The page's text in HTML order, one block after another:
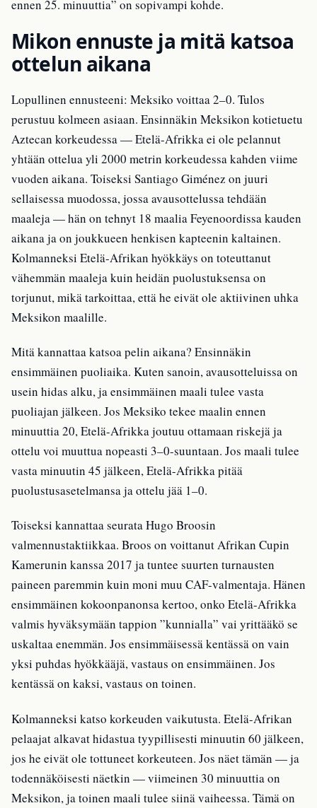
ennen 25. minuuttia” on sopivampi kohde.
Mikon ennuste ja mitä katsoa
ottelun aikana
Lopullinen ennusteeni: Meksiko voittaa 2–0. Tulos
perustuu kolmeen asiaan. Ensinnäkin Meksikon kotietuetu
Aztecan korkeudessa — Etelä-Afrikka ei ole pelannut
yhtään ottelua yli 2000 metrin korkeudessa kahden viime
vuoden aikana. Toiseksi Santiago Giménez on juuri
sellaisessa muodossa, jossa avausottelussa tehdään
maaleja — hän on tehnyt 18 maalia Feyenoordissa kauden
aikana ja on joukkueen henkisen kapteenin kaltainen.
Kolmanneksi Etelä-Afrikan hyökkäys on toteuttanut
vähemmän maaleja kuin heidän puolustuksensa on
torjunut, mikä tarkoittaa, että he eivät ole aktiivinen uhka
Meksikon maalille.
Mitä kannattaa katsoa pelin aikana? Ensinnäkin
ensimmäinen puoliaika. Kuten sanoin, avausotteluissa on
usein hidas alku, ja ensimmäinen maali tulee vasta
puoliajan jälkeen. Jos Meksiko tekee maalin ennen
minuuttia 20, Etelä-Afrikka joutuu ottamaan riskejä ja
ottelu voi muuttua nopeasti 3–0-suuntaan. Jos maali tulee
vasta minuutin 45 jälkeen, Etelä-Afrikka pitää
puolustusasetelmansa ja ottelu jää 1–0.
Toiseksi kannattaa seurata Hugo Broosin
valmennustaktiikkaa. Broos on voittanut Afrikan Cupin
Kamerunin kanssa 2017 ja tuntee suurten turnausten
paineen paremmin kuin moni muu CAF-valmentaja. Hänen
ensimmäinen kokoonpanonsa kertoo, onko Etelä-Afrikka
valmis hyväksymään tappion ”kunnialla” vai yrittääkö se
uskaltaa enemmän. Jos ensimmäisessä kentässä on vain
yksi puhdas hyökkääjä, vastaus on ensimmäinen. Jos
kentässä on kaksi, vastaus on toinen.
Kolmanneksi katso korkeuden vaikutusta. Etelä-Afrikan
pelaajat alkavat hidastua tyypillisesti minuutin 60 jälkeen,
jos he eivät ole tottuneet korkeuteen. Jos näet tämän — ja
todennäköisesti näetkin — viimeinen 30 minuuttia on
Meksikon, ja toinen maali tulee siinä vaiheessa. Tämä on